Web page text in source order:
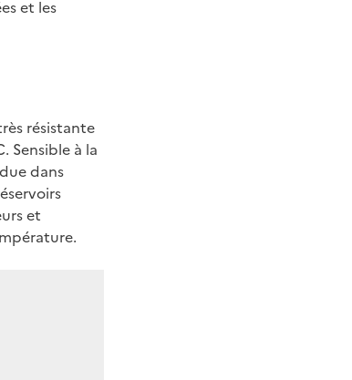
et les
résistante
Sensible à la
dans
et